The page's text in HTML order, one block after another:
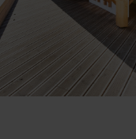
PLUS
|
|